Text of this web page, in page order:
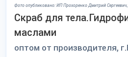
Фото опубликовано: ИП Прохоренко Дмитрий
Скраб для
маслами
оптом от производителя,